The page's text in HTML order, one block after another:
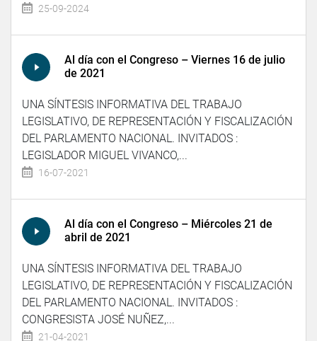
25-09-2024
Al día con el Congreso – Viernes 16 de julio
de 2021
UNA SÍNTESIS INFORMATIVA DEL TRABAJO
LEGISLATIVO, DE REPRESENTACIÓN Y FISCALIZACIÓN
DEL PARLAMENTO NACIONAL. INVITADOS :
LEGISLADOR MIGUEL VIVANCO,...
16-07-2021
Al día con el Congreso – Miércoles 21 de
abril de 2021
UNA SÍNTESIS INFORMATIVA DEL TRABAJO
LEGISLATIVO, DE REPRESENTACIÓN Y FISCALIZACIÓN
DEL PARLAMENTO NACIONAL. INVITADOS :
CONGRESISTA JOSÉ NUÑEZ,...
21-04-2021